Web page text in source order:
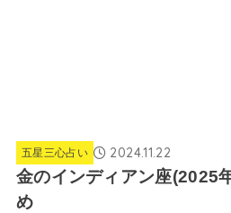
五星三心占い 2024.11.22
金のインディアン座(2025
め